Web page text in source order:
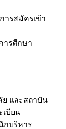
การสมัครเข้า
ารศึกษา
และสถาบัน
เบียน
กบริหาร